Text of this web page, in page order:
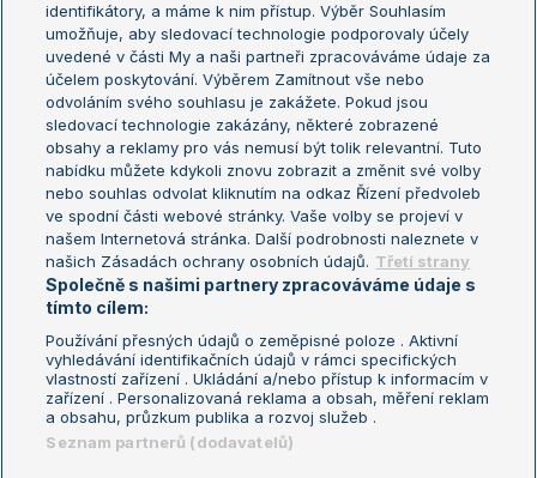
Sázkařský žebříček
Wimbledon
US Open
Turnaj mistrů
Turnaj mistryň
Aktualní trendy
Fotbalové přestupy
Livesport Daily
LS Prague Open
Podmínky užití
Nastavení soukromí
GDPR a žurnalistika
Reklama
Kontakt
Informace o zpracování osobních
údajů
identifikátory, a máme k nim přístup. Výběr Souhlasím
umožňuje, aby sledovací technologie podporovaly účely
uvedené v části My a naši partneři zpracováváme údaje za
účelem poskytování. Výběrem Zamítnout vše nebo
odvoláním svého souhlasu je zakážete. Pokud jsou
sledovací technologie zakázány, některé zobrazené
obsahy a reklamy pro vás nemusí být tolik relevantní. Tuto
nabídku můžete kdykoli znovu zobrazit a změnit své volby
nebo souhlas odvolat kliknutím na odkaz Řízení předvoleb
ve spodní části webové stránky. Vaše volby se projeví v
našem Internetová stránka. Další podrobnosti naleznete v
našich Zásadách ochrany osobních údajů. Třetí strany
Společně s našimi partnery zpracováváme údaje s
tímto cílem:
Používání přesných údajů o zeměpisné poloze . Aktivní
vyhledávání identifikačních údajů v rámci specifických
vlastností zařízení . Ukládání a/nebo přístup k informacím v
zařízení . Personalizovaná reklama a obsah, měření reklam
a obsahu, průzkum publika a rozvoj služeb .
Seznam partnerů (dodavatelů)